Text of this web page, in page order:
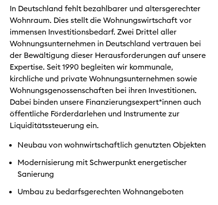
Kontakt & Services
Privat
Geschäftlich
Nachhaltig
In Deutschland fehlt bezahlbarer und altersgerechter
Wohnraum. Dies stellt die Wohnungswirtschaft vor
immensen Investitionsbedarf. Zwei Drittel aller
Wohnungsunternehmen in Deutschland vertrauen bei
der Bewältigung dieser Herausforderungen auf unsere
Expertise. Seit 1990 begleiten wir kommunale,
kirchliche und private Wohnungsunternehmen sowie
Wohnungsgenossenschaften bei ihren Investitionen.
Dabei binden unsere Finanzierungsexpert*innen auch
öffentliche Förderdarlehen und Instrumente zur
Liquiditätssteuerung ein.
Neubau von wohnwirtschaftlich genutzten Objekten
Modernisierung mit Schwerpunkt energetischer
Sanierung
Umbau zu bedarfsgerechten Wohnangeboten